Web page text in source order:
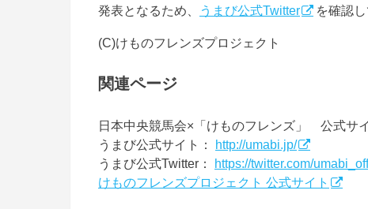
発表となるため、
うまび公式Twitter を確認し
(C)けものフレンズプロジェクト
関連ページ
日本中央競馬会×「けものフレンズ」 公式サ
うまび公式サイト：
http://umabi.jp/
うまび公式Twitter：
https://twitter.com/
けものフレンズプロジェクト 公式サイト